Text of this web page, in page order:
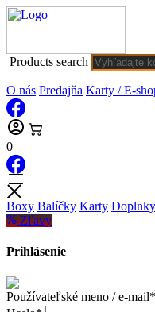
Products search
O nás Predajňa Karty / E-
0
Boxy Balíčky Karty Doplnky
Zľavy
Prihlásenie
Používateľské meno / e-mail*